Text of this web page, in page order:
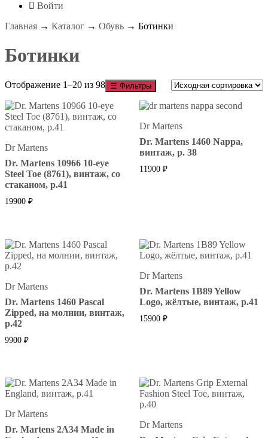
Войти
Главная → Каталог → Обувь → Ботинки
Ботинки
☰ Фильтры
Отображение 1–20 из 98
Dr Martens
Dr. Martens 10966 10-eye
Steel Toe (8761), винтаж, со
стаканом, р.41
19900 ₽
Dr Martens
Dr. Martens 1460 Nappa,
винтаж, р. 38
11900 ₽
Dr Martens
Dr. Martens 1460 Pascal
Zipped, на молнии, винтаж,
р.42
9900 ₽
Dr Martens
Dr. Martens 1B89 Yellow
Logo, жёлтые, винтаж, р.41
15900 ₽
Dr Martens
Dr. Martens 2A34 Made in
Dr Martens